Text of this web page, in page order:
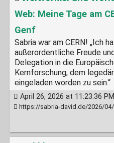
Web: Meine Tage am
Genf
Sabria war am CERN! „Ich
außerordentliche Freude
Delegation in die
Kernforschung, dem
eingeladen worden zu sein.“
April 26, 2026 at 11:23:36
https://sabria-david.de/2026/04/22/weltformel-